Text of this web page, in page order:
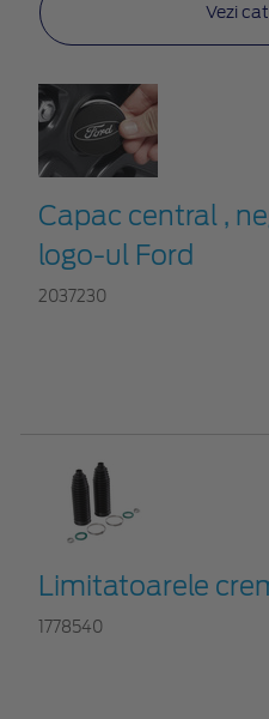
Vezi
Capac central ,
logo-ul Ford
2037230
Limitatoarele
1778540